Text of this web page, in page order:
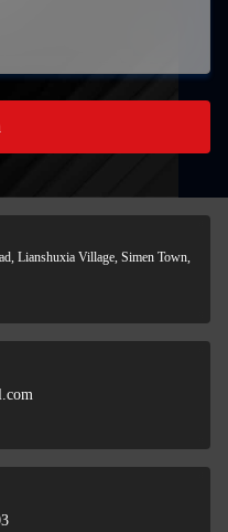
Lianshuxia Village, Simen Town,